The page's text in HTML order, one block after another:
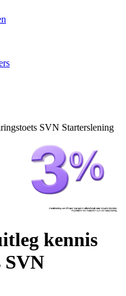
SVN Starterslening
kennis
SVN